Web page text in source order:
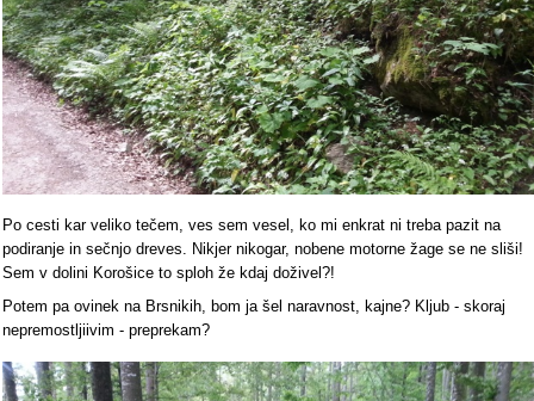
Po cesti kar veliko tečem, ves sem vesel, ko mi enkrat ni treba pazit na
podiranje in sečnjo dreves. Nikjer nikogar, nobene motorne žage se ne sliši!
Sem v dolini Korošice to sploh že kdaj doživel?!
Potem pa ovinek na Brsnikih, bom ja šel naravnost, kajne? Kljub - skoraj
nepremostljiivim - preprekam?